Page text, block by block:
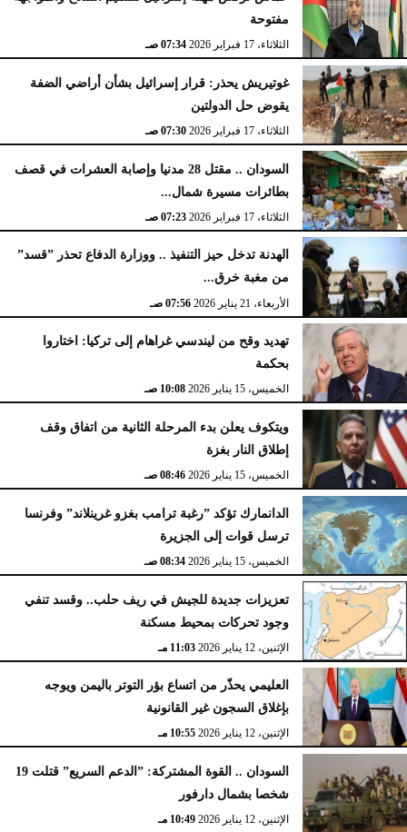
مفتوحة
الثلاثاء، 17 فبراير 2026 07:34 صـ
غوتيريش يحذر: قرار إسرائيل بشأن أراضي الضفة
يقوض حل الدولتين
الثلاثاء، 17 فبراير 2026 07:30 صـ
السودان .. مقتل 28 مدنيا وإصابة العشرات في قصف
بطائرات مسيرة شمال...
الثلاثاء، 17 فبراير 2026 07:23 صـ
الهدنة تدخل حيز التنفيذ .. ووزارة الدفاع تحذر ”قسد”
من مغبة خرق...
الأربعاء، 21 يناير 2026 07:56 صـ
تهديد وقح من ليندسي غراهام إلى تركيا: اختاروا
بحكمة
الخميس، 15 يناير 2026 10:08 صـ
ويتكوف يعلن بدء المرحلة الثانية من اتفاق وقف
إطلاق النار بغزة
الخميس، 15 يناير 2026 08:46 صـ
الدانمارك تؤكد ”رغبة ترامب بغزو غرينلاند” وفرنسا
ترسل قوات إلى الجزيرة
الخميس، 15 يناير 2026 08:34 صـ
تعزيزات جديدة للجيش في ريف حلب.. وقسد تنفي
وجود تحركات بمحيط مسكنة
الإثنين، 12 يناير 2026 11:03 مـ
العليمي يحذّر من اتساع بؤر التوتر باليمن ويوجه
بإغلاق السجون غير القانونية
الإثنين، 12 يناير 2026 10:55 مـ
السودان .. القوة المشتركة: ”الدعم السريع” قتلت 19
شخصا بشمال دارفور
الإثنين، 12 يناير 2026 10:49 مـ